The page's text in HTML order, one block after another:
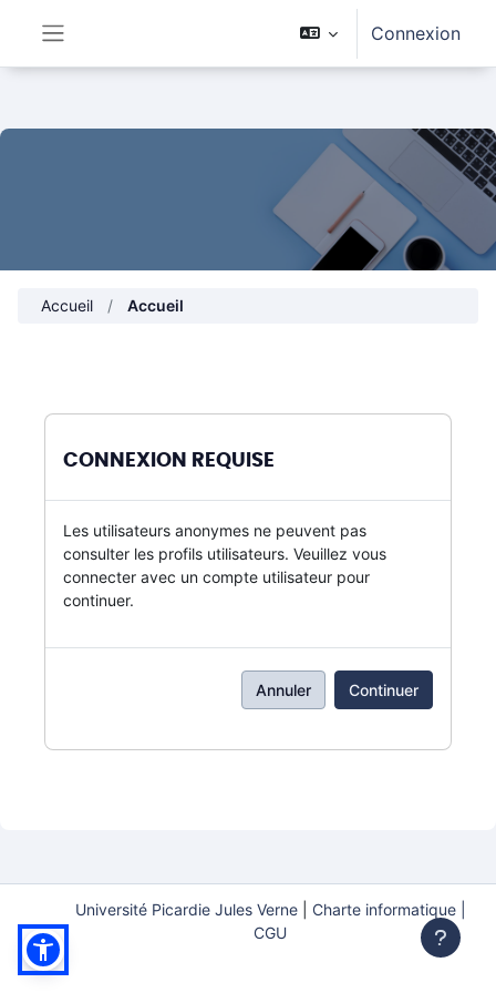
Connexion
Accueil Accueil
CONNEXION REQUISE
Les utilisateurs anonymes ne peuvent pas
consulter les profils utilisateurs. Veuillez vous
connecter avec un compte utilisateur pour
continuer.
Annuler Continuer
Université Picardie Jules Verne|
Charte informatique |
CGU